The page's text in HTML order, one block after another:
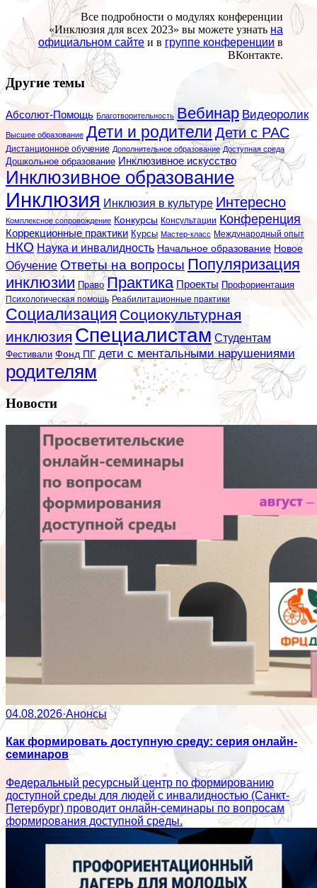
Все подробности о модулях конференции
«Инклюзия для всех 2023» вы можете узнать на
официальном сайте и в группе конференции в
ВКонтакте.
Другие темы
Абсолют-Помощь Благотворительность Вебинар Видеоролик
Высшее образование Дети и родителиДети с РАС
Дистанционное обучение Дополнительное образование Доступная среда
Дошкольное образование Инклюзивное искусство
Инклюзивное образование
Инклюзия Инклюзия в культуре Интересно
Комплексное сопровождение Конкурсы Консультации Конференция
Коррекционные практики Курсы Мастер-класс Международный опыт
НКО Наука и инвалидность Начальное образование Новое
Обучение Ответы на вопросы Популяризация
инклюзии Право Практика Проекты Профориентация
Психологическая помощь Реабилитационные практики
Социализация Социокультурная
инклюзия Специалистам Студентам
Фестивали Фонд ПГ дети с ментальными нарушениями
родителям
Новости
04.08.2026·Анонсы
Как формировать доступную среду: серия онлайн-
семинаров
Федеральный ресурсный центр по формированию
доступной среды для людей с инвалидностью (Санкт-
Петербург) проводит онлайн-семинары по вопросам
формирования доступной среды.